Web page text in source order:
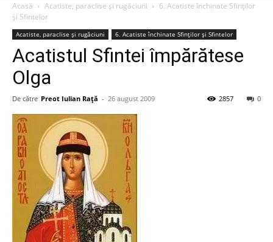
Acasă
Acatiste, paraclise și rugăciuni
6. Acatiste închinate Sfinților
și Sfintelor
Acatiste, paraclise și rugăciuni 6. Acatiste închinate Sfinților și Sfintelor
Acatistul Sfintei împărătese
Olga
De către Preot Iulian Raţă - 26 august 2009 0
2857